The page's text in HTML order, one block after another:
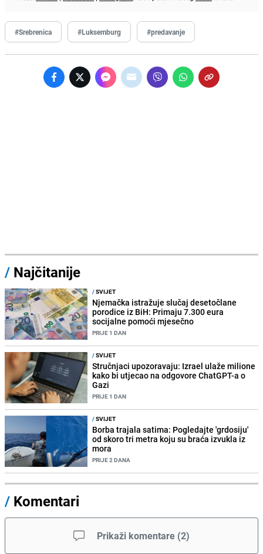
#Srebrenica #Luksemburg #predavanje
/ Najčitanije
/SVIJET
Njemačka istražuje slučaj desetočlane
porodice iz BiH: Primaju 7.300 eura
socijalne pomoći mjesečno
PRIJE 1 DAN
/SVIJET
Stručnjaci upozoravaju: Izrael ulaže milione
kako bi utjecao na odgovore ChatGPT-a o
Gazi
PRIJE 1 DAN
/SVIJET
Borba trajala satima: Pogledajte 'grdosiju'
od skoro tri metra koju su braća izvukla iz
mora
PRIJE 2 DANA
/ Komentari
Prikaži komentare (2)